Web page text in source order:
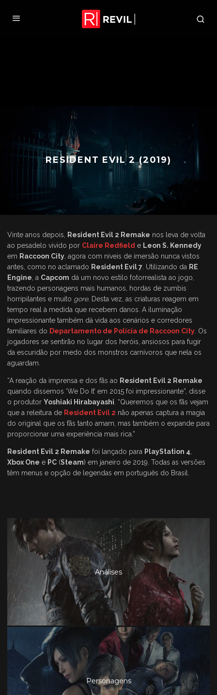
RESIDENT EVIL 2 (2019)
Vinte anos depois, Resident Evil 2 Remake nos leva de volta
ao pesadelo vivido por Claire Redfield e Leon S. Kennedy
em Raccoon City , agora com níveis de imersão nunca vistos
antes, como no aclamado Resident Evil 7 . Utilizando da RE
Engine , a Capcom dá um novo estilo fotorrealista ao jogo,
trazendo personagens mais humanos, hordas de zumbis
horripilantes e muito gore. Desta vez, as criaturas reagem em
tempo real à medida que recebem danos. A iluminação
impressionante também dá vida aos cenários e corredores
familiares do Departamento de Polícia de Raccoon City . Os
jogadores se sentirão no lugar dos heróis, ansiosos para fugir
da escuridão por medo dos monstros carnívoros que nela os
aguardam.
“A reação da imprensa e dos fãs ao Resident Evil 2 Remake
quando dissemos ‘We Do It’ em 2015 foi impressionante”, disse
o produtor Yoshiaki Hirabayashi . “Queremos que os fãs vejam
que a releitura de Resident Evil 2 não apenas captura a magia
do original que os fãs tanto amam, mas também o expande para
proporcionar uma experiência mais rica.”
Resident Evil 2 Remake foi lançado para PlayStation 4
Xbox One e PC (Steam) em janeiro de 2019. Todas as versões
têm menus e opção de legendas em português do Brasil.
Análises
Personagens